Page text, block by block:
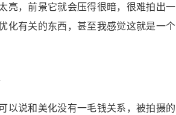
亮，前景它就会压得很暗，很难拍出一
化有关的东西，甚至我感觉这就是一个
以说和美化没有一毛钱关系，被拍摄的